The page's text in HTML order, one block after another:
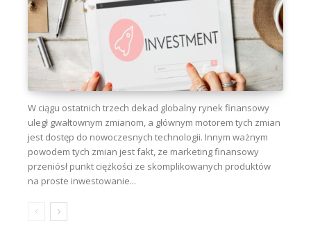
W ciągu ostatnich trzech dekad globalny rynek finansowy
uległ gwałtownym zmianom, a głównym motorem tych zmian
jest dostęp do nowoczesnych technologii. Innym ważnym
powodem tych zmian jest fakt, że marketing finansowy
przeniósł punkt ciężkości ze skomplikowanych produktów
na proste inwestowanie...